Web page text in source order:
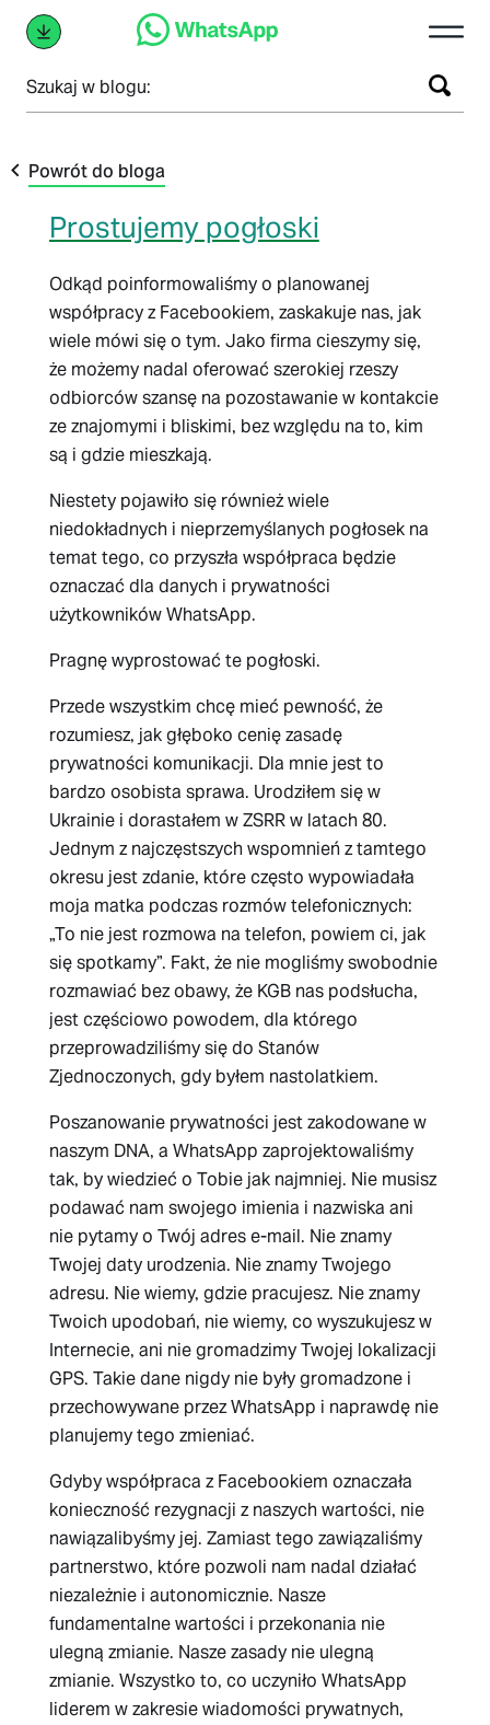
Szukaj w blogu:
Powrót do bloga
Prostujemy pogłoski
Odkąd poinformowaliśmy o planowanej
współpracy z Facebookiem, zaskakuje nas, jak
wiele mówi się o tym. Jako firma cieszymy się,
że możemy nadal oferować szerokiej rzeszy
odbiorców szansę na pozostawanie w kontakcie
ze znajomymi i bliskimi, bez względu na to, kim
są i gdzie mieszkają.
Niestety pojawiło się również wiele
niedokładnych i nieprzemyślanych pogłosek na
temat tego, co przyszła współpraca będzie
oznaczać dla danych i prywatności
użytkowników WhatsApp.
Pragnę wyprostować te pogłoski.
Przede wszystkim chcę mieć pewność, że
rozumiesz, jak głęboko cenię zasadę
prywatności komunikacji. Dla mnie jest to
bardzo osobista sprawa. Urodziłem się w
Ukrainie i dorastałem w ZSRR w latach 80.
Jednym z najczęstszych wspomnień z tamtego
okresu jest zdanie, które często wypowiadała
moja matka podczas rozmów telefonicznych:
„To nie jest rozmowa na telefon, powiem ci, jak
się spotkamy”. Fakt, że nie mogliśmy swobodnie
rozmawiać bez obawy, że KGB nas podsłucha,
jest częściowo powodem, dla którego
przeprowadziliśmy się do Stanów
Zjednoczonych, gdy byłem nastolatkiem.
Poszanowanie prywatności jest zakodowane w
naszym DNA, a WhatsApp zaprojektowaliśmy
tak, by wiedzieć o Tobie jak najmniej. Nie musisz
podawać nam swojego imienia i nazwiska ani
nie pytamy o Twój adres e-mail. Nie znamy
Twojej daty urodzenia. Nie znamy Twojego
adresu. Nie wiemy, gdzie pracujesz. Nie znamy
Twoich upodobań, nie wiemy, co wyszukujesz w
Internecie, ani nie gromadzimy Twojej lokalizacji
GPS. Takie dane nigdy nie były gromadzone i
przechowywane przez WhatsApp i naprawdę nie
planujemy tego zmieniać.
Gdyby współpraca z Facebookiem oznaczała
konieczność rezygnacji z naszych wartości, nie
nawiązalibyśmy jej. Zamiast tego zawiązaliśmy
partnerstwo, które pozwoli nam nadal działać
niezależnie i autonomicznie. Nasze
fundamentalne wartości i przekonania nie
ulegną zmianie. Nasze zasady nie ulegną
zmianie. Wszystko to, co uczyniło WhatsApp
liderem w zakresie wiadomości prywatnych,